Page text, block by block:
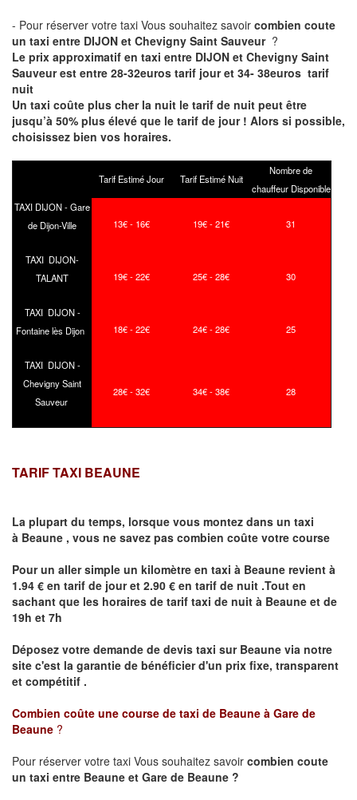
- Pour réserver votre taxi Vous souhaitez savoir combien coute
un taxi entre DIJON et Chevigny Saint Sauveur ?
Le prix approximatif en taxi entre DIJON et Chevigny Saint
Sauveur est entre 28-32euros tarif jour et 34- 38euros tarif
nuit
Un taxi coûte plus cher la nuit le tarif de nuit peut être
jusqu’à 50% plus élevé que le tarif de jour ! Alors si possible,
choisissez bien vos horaires.
Tarif Estimé Jour Tarif Estimé Nuit
Nombre de
chauffeur Disponible
TAXI DIJON - Gare
de Dijon-Ville
13€ - 16€ 19€ - 21€ 31
TAXI DIJON-
TALANT
19€ - 22€ 25€ - 28€ 30
TAXI DIJON -
Fontaine lès Dijon
18€ - 22€ 24€ - 28€ 25
TAXI DIJON -
Chevigny Saint
Sauveur
28€ - 32€ 34€ - 38€ 28
TARIF TAXI BEAUNE
La plupart du temps, lorsque vous montez dans un taxi
à Beaune , vous ne savez pas combien coûte votre course
Pour un aller simple un kilomètre en taxi à Beaune revient à
1.94 € en tarif de jour et 2.90 € en tarif de nuit .Tout en
sachant que les horaires de tarif taxi de nuit à Beaune et de
19h et 7h
Déposez votre demande de devis taxi sur Beaune via notre
site c'est la garantie de bénéficier d'un prix fixe, transparent
et compétitif .
Combien coûte une course de taxi de Beaune à Gare de
Beaune ?
Pour réserver votre taxi Vous souhaitez savoir combien coute
un taxi entre Beaune et Gare de Beaune ?